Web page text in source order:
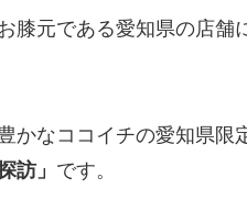
膝元である愛知県の店
かなココイチの愛知県
訪」 です。